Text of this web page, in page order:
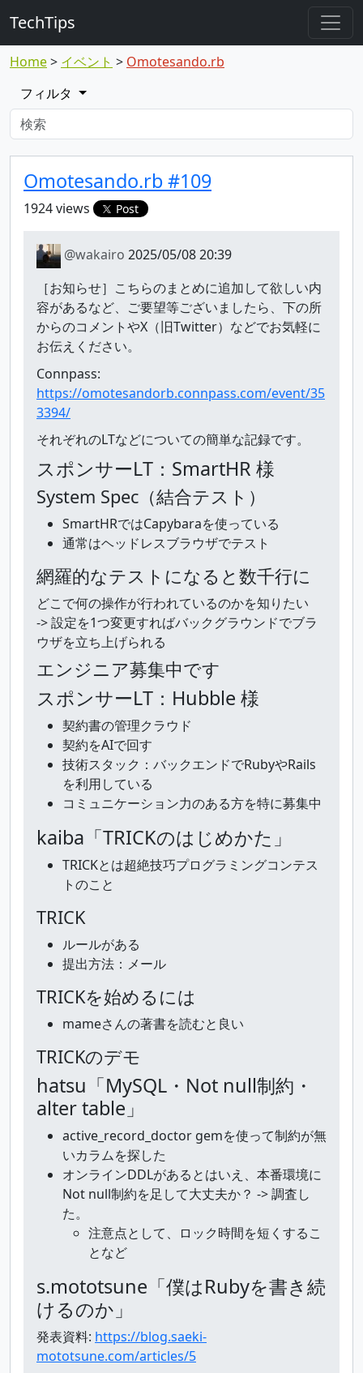
TechTips
Home イベント
Omotesando.rb
フィルタ
対象のTopic
Topic
Omotesando.rb #109
1924 views Post
@wakairo 2025/05/08 20:39
［お知らせ］こちらのまとめに追加して欲しい内
容があるなど、ご要望等ございましたら、下の所
からのコメントやX（旧Twitter）などでお気軽に
お伝えください。
Connpass:
https://omotesandorb.connpass.com/event/35
3394/
それぞれのLTなどについての簡単な記録です。
スポンサーLT：SmartHR 様
System Spec（結合テスト）
SmartHRではCapybaraを使っている
通常はヘッドレスブラウザでテスト
網羅的なテストになると数千行に
どこで何の操作が行われているのかを知りたい
-> 設定を1つ変更すればバックグラウンドでブラ
ウザを立ち上げられる
エンジニア募集中です
スポンサーLT：Hubble 様
契約書の管理クラウド
契約をAIで回す
技術スタック：バックエンドでRubyやRails
を利用している
コミュニケーション力のある方を特に募集中
kaiba「TRICKのはじめかた」
TRICKとは超絶技巧プログラミングコンテス
トのこと
TRICK
ルールがある
提出方法：メール
TRICKを始めるには
mameさんの著書を読むと良い
TRICKのデモ
hatsu「MySQL・Not null制約・
alter table」
active_record_doctor gemを使って制約が無
いカラムを探した
オンラインDDLがあるとはいえ、本番環境に
Not null制約を足して大丈夫か？ -> 調査し
た。
注意点として、ロック時間を短くするこ
となど
s.mototsune「僕はRubyを書き続
けるのか」
発表資料: https://blog.saeki-
mototsune.com/articles/5